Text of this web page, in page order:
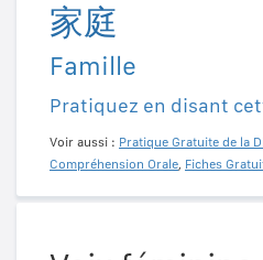
家庭
Famille
Pratiquez en disant
Voir aussi : Pratique Gratuite de la
Compréhension Orale, Fiches